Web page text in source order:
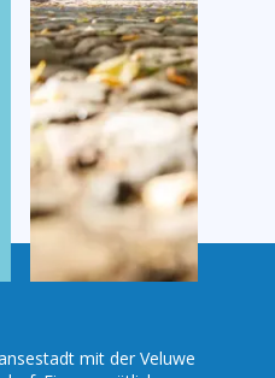
mit der Veluwe